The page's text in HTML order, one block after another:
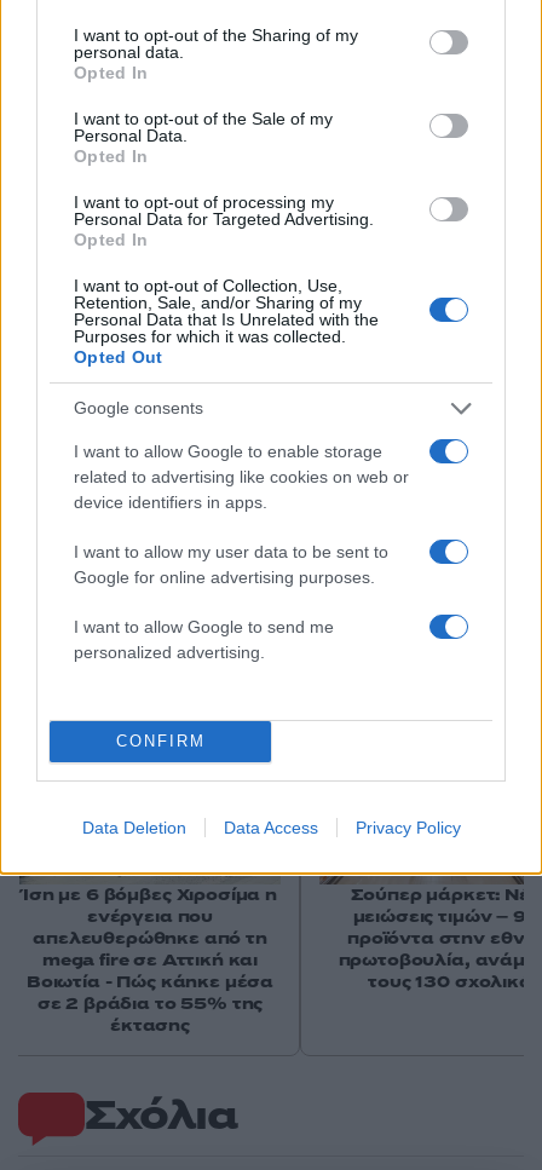
not limited to your visit or usage behaviour. You may click to
grant or deny consent to Google and its third-party tags to
use your data for below specified purposes in below Google
consent section.
I want to opt-out of the Sharing of my
personal data.
Opted In
I want to opt-out of the Sale of my
Personal Data.
Opted In
I want to opt-out of processing my
Personal Data for Targeted Advertising.
Opted In
I want to opt-out of Collection, Use,
Retention, Sale, and/or Sharing of my
Personal Data that Is Unrelated with the
Purposes for which it was collected.
Opted Out
Google consents
I want to allow Google to enable storage
related to advertising like cookies on web or
device identifiers in apps.
I want to allow my user data to be sent to
Google for online advertising purposes.
I want to allow Google to send me
personalized advertising.
CONFIRM
Data Deletion Data Access Privacy Policy
τους δυο δορυφορικούς σταθμούς που
υπάρχουν στη χώρα. Στο χώρο επίσκεψης
βρίσκονται εγκατεστημένοι πάνω από 10
τερματικοί σταθμοί παγκόσμιων οίκων
δορυφορικών επικοινωνιών.
Πηγή:korinthostv.gr
Σχόλια
Αν τα χάσατε
Ίση με 6 βόμβες Χιροσίμα η
ενέργεια που
απελευθερώθηκε από τη
mega fire σε Αττική και
Βοιωτία - Πώς κάηκε μέσα
σε 2 βράδια το 55% της
έκτασης
Σούπερ μάρκετ:
μειώσεις τιμών –
προϊόντα στην
πρωτοβουλία,
τους 130 σχολικά